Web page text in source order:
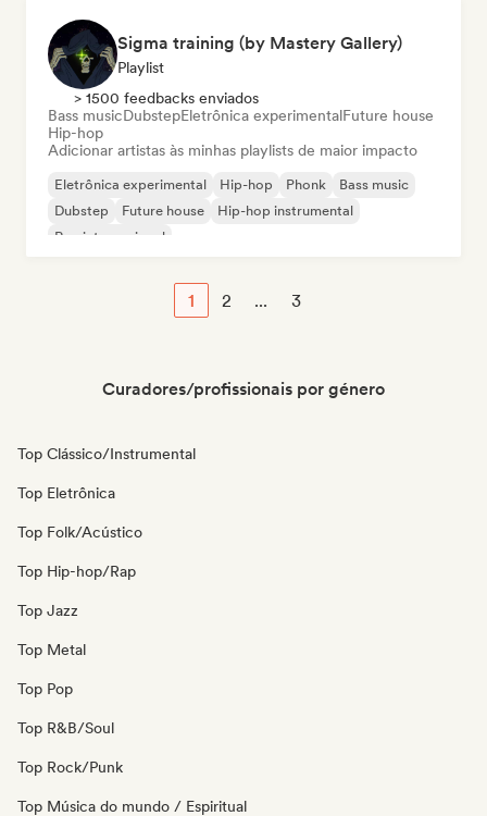
Sigma training (by Mastery Gallery)
Playlist
> 1500 feedbacks enviados
Bass musicDubstepEletrônica experimentalFuture house
Hip-hop
Adicionar artistas às minhas playlists de maior impacto
Eletrônica experimental Hip-hop Phonk
Bass music
Dubstep
Future house
Hip-hop instrumental
Rap internacional
1 2 ... 3
Curadores/profissionais por género
Top Clássico/Instrumental
Top Eletrônica
Top Folk/Acústico
Top Hip-hop/Rap
Top Jazz
Top Metal
Top Pop
Top R&B/Soul
Top Rock/Punk
Top Música do mundo / Espiritual